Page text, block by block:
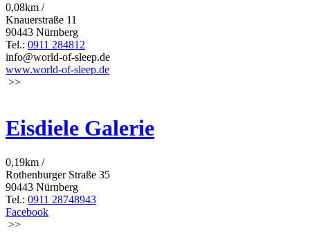
0,08km /
Knauerstraße 11
90443 Nürnberg
Tel.: 0911 284812
info@world-of-sleep.de
www.world-of-sleep.de
>>
Eisdiele Galerie
0,19km /
Rothenburger Straße 35
90443 Nürnberg
Tel.: 0911 28748943
Facebook
>>